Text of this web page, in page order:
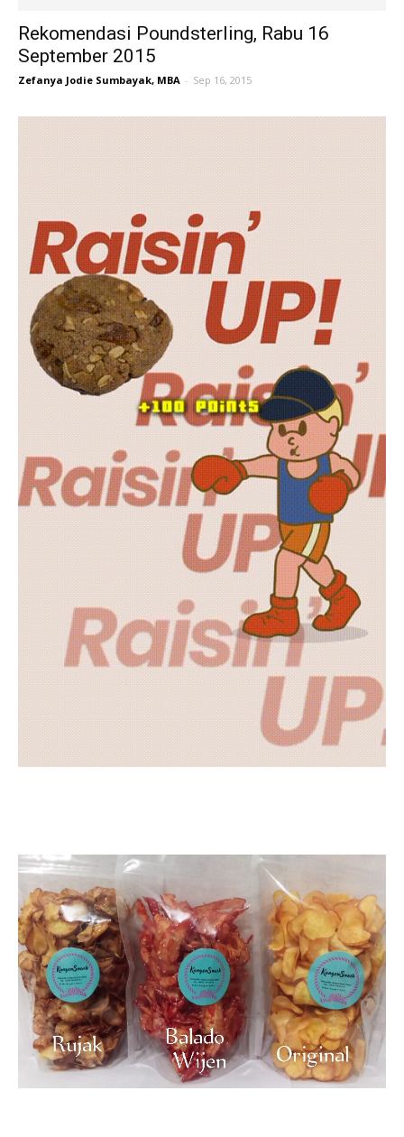
Rekomendasi Poundsterling, Rabu 16
September 2015
Zefanya Jodie Sumbayak, MBA - Sep 16, 2015